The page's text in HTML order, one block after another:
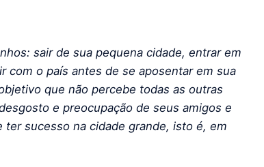
sair de sua pequena cidade, entrar em
com o país antes de se aposentar em sua
que não percebe todas as outras
e preocupação de seus amigos e
ter sucesso na cidade grande, isto é, em